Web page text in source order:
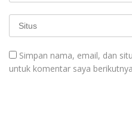
Simpan nama, email, dan
untuk komentar saya